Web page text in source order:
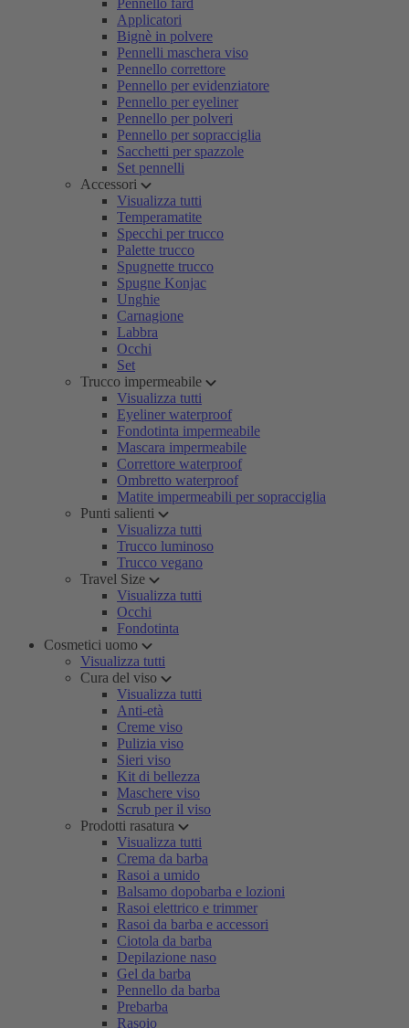
Pennello fard
Applicatori
Bignè in polvere
Pennelli maschera viso
Pennello correttore
Pennello per evidenziatore
Pennello per eyeliner
Pennello per polveri
Pennello per sopracciglia
Sacchetti per spazzole
Set pennelli
Accessori
Visualizza tutti
Temperamatite
Specchi per trucco
Palette trucco
Spugnette trucco
Spugne Konjac
Unghie
Carnagione
Labbra
Occhi
Set
Trucco impermeabile
Visualizza tutti
Eyeliner waterproof
Fondotinta impermeabile
Mascara impermeabile
Correttore waterproof
Ombretto waterproof
Matite impermeabili per sopracciglia
Punti salienti
Visualizza tutti
Trucco luminoso
Trucco vegano
Travel Size
Visualizza tutti
Occhi
Fondotinta
Cosmetici uomo
Visualizza tutti
Cura del viso
Visualizza tutti
Anti-età
Creme viso
Pulizia viso
Sieri viso
Kit di bellezza
Maschere viso
Scrub per il viso
Prodotti rasatura
Visualizza tutti
Crema da barba
Rasoi a umido
Balsamo dopobarba e lozioni
Rasoi elettrico e trimmer
Rasoi da barba e accessori
Ciotola da barba
Depilazione naso
Gel da barba
Pennello da barba
Prebarba
Rasoio